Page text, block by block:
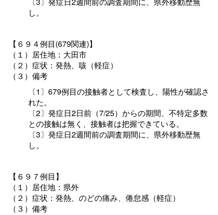
し。
【６９４例目(679関連)】
（１）居住地：大田市
（２）症状：発熱、咳（軽症）
（３）備考
〔1〕679例目の接触者として検査し、陽性が確認さ
れた。
〔2〕発症日2日前（7/25）からの期間、不特定多数
との接触は無く、接触者は把握できている。
〔3〕発症日2週間前の調査期間に、県外移動歴無
し。
【６９７例目】
（１）居住地：県外
（２）症状：発熱、のどの痛み、倦怠感（軽症）
（３）備考